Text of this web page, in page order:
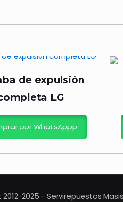
de expulsión
LG
por WhatsAppp
2025 - Servirepuestos